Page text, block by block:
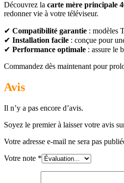
Découvrez la carte mère principale
redonner vie à votre téléviseur.
✔ Compatibilité garantie : modèles
✔ Installation facile : conçue pour
✔ Performance optimale : assure le
Commandez dès maintenant pour
Avis
Il n’y a pas encore d’avis.
Soyez le premier à laisser votre avis
Votre adresse e-mail ne sera pas
Votre note *